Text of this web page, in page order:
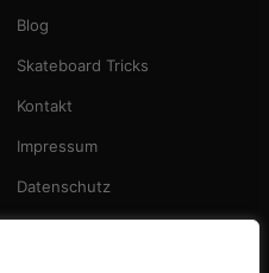
Blog
Skateboard Tricks
Kontakt
Impressum
Datenschutz